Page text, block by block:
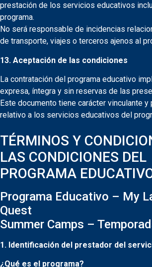
prestación de los servicios educativos
programa.
No será responsable de incidencias
de transporte, viajes o terceros ajenos al
13. Aceptación de las condiciones
La contratación del programa educativo
expresa, íntegra y sin reservas de las
Este documento tiene carácter vinculante y
relativo a los servicios educativos del
TÉRMINOS Y
LAS CONDICIONES DEL
PROGRAMA
Programa Educativo – My
Quest
Summer Camps –
1. Identificación del prestador del
¿Qué es el programa?